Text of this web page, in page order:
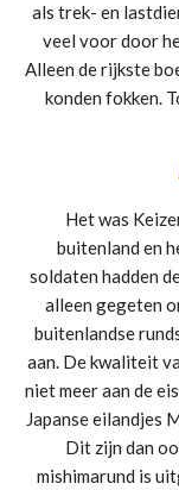
als trek- en
veel voor door
Alleen de rijkste
konden fokken.
Het was
buitenland en
soldaten hadden
alleen gegeten
buitenlandse
aan. De kwaliteit
niet meer aan de
Japanse eilandjes
Dit zijn dan
mishimarund is